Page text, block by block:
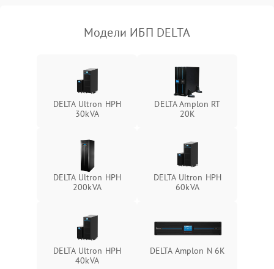
Неисправность системы
Подробнее →
Неисправность системы
1500 ₽ Подробнее →
Повреждение внутренних
500 ₽ Подробнее →
Неисправность системы
Модели ИБП DELTA
DELTA Ultron HPH
30kVA
DELTA Amplon RT
20K
DELTA Ultron HPH
200kVA
DELTA Ultron HPH
60kVA
DELTA Ultron HPH
40kVA
DELTA Amplon N 6K